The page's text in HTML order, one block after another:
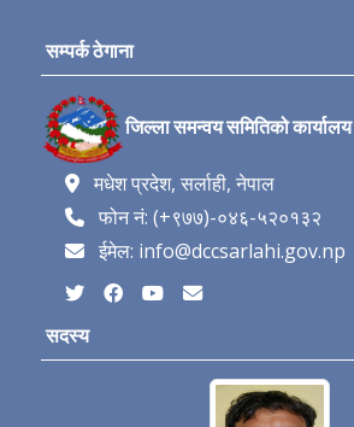
सम्पर्क ठेगाना
जिल्ला समन्वय समितिको कार्यालय
मधेश प्रदेश, सर्लाही, नेपाल
फोन नं: (+९७७)-०४६-५२०१३२
ईमेल: info@dccsarlahi.gov.np
सदस्य